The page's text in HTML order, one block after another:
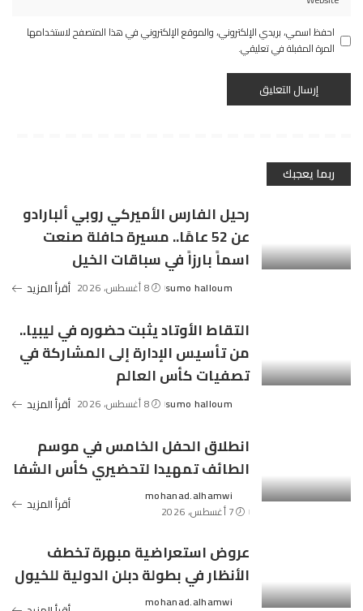
احفظ اسمي، بريدي الإلكتروني، والموقع الإلكتروني في هذا المتصفح لاستخدامها
المرة المقبلة في تعليقي.
ربما يعجبك
رحيل الفارس الأميركي روبي ألبارادو
عن 52 عامًا.. مسيرة حافلة صنعت
اسماً بارزاً في سباقات الخيل
Posted
sumo halloum 8 أغسطس، 2026 أقرأ المزيد
التقاط الأوتاد يثبت حضوره في ليبيا..
من تأسيس الإدارة إلى المشاركة في
تصفيات كأس العالم
Posted
sumo halloum 8 أغسطس، 2026 أقرأ المزيد
انطلاق الحفل الخامس في موسم
الطائف تمهيدا لتحضيري كأس الشفا
Posted
by
mohanad.alhamwi
7 أغسطس، 2026
أقرأ المزيد
عروض استعراضية مبهرة تخطف
الأنظار في بطولة دبلن الدولية للخيول
mohanad.alhamwi